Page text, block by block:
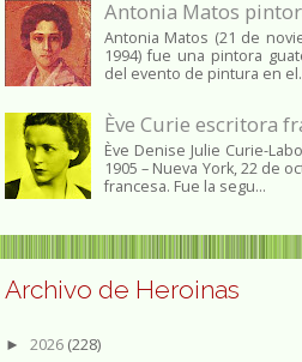
Antonia Matos
Antonia Matos (21 de
1994) fue una pintora
del evento de pintura en
Ève Curie escritora
Ève Denise Julie Curie-
1905 – Nueva York, 22 de
francesa. Fue la segu...
Archivo de Heroinas
► 2026 (228)